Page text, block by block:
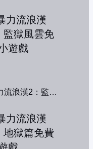
暴力流浪漢2：監獄風雲